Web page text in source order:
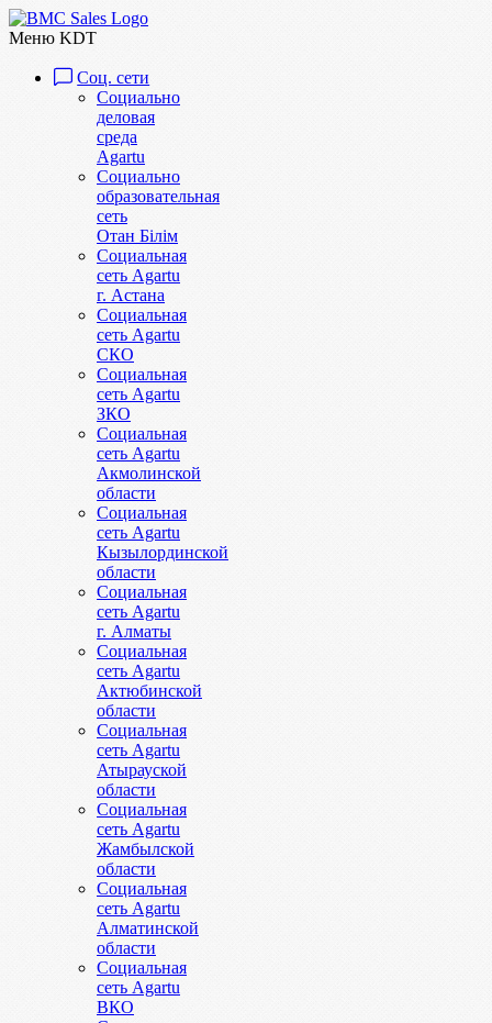
Меню KDT
Соц. сети
Социально
деловая
среда
Agartu
Социально
образовательная
сеть
Отан Бiлiм
Социальная
сеть Agartu
г. Астана
Социальная
сеть Agartu
СКО
Социальная
сеть Agartu
ЗКО
Социальная
сеть Agartu
Акмолинской
области
Социальная
сеть Agartu
Кызылординской
области
Социальная
сеть Agartu
г. Алматы
Социальная
сеть Agartu
Актюбинской
области
Социальная
сеть Agartu
Атырауской
области
Социальная
сеть Agartu
Жамбылской
области
Социальная
сеть Agartu
Алматинской
области
Социальная
сеть Agartu
ВКО